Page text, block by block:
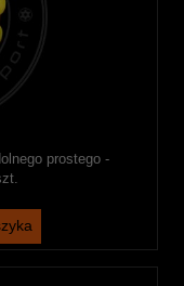
prostego -